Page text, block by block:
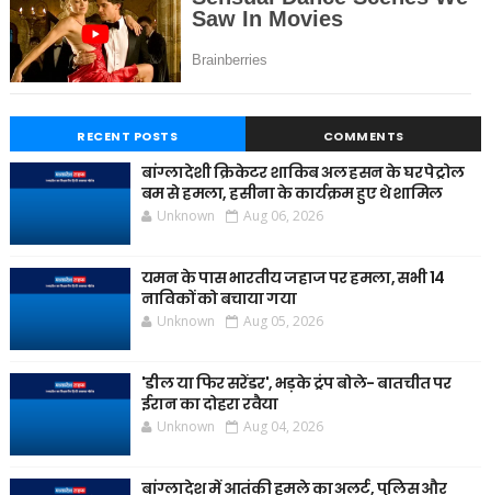
RECENT POSTS COMMENTS
बांग्लादेशी क्रिकेटर शाकिब अल हसन के घर पेट्रोल
बम से हमला, हसीना के कार्यक्रम हुए थे शामिल
Unknown Aug 06, 2026
यमन के पास भारतीय जहाज पर हमला, सभी 14
नाविकों को बचाया गया
Unknown Aug 05, 2026
'डील या फिर सरेंडर', भड़के ट्रंप बोले- बातचीत पर
ईरान का दोहरा रवैया
Unknown Aug 04, 2026
बांग्लादेश में आतंकी हमले का अलर्ट, पुलिस और